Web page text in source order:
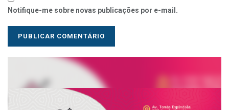
Notifique-me sobre novas publicações por e-mail.